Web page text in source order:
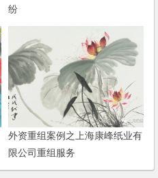
纷
外资重组案例之上海康峰纸业有
限公司重组服务